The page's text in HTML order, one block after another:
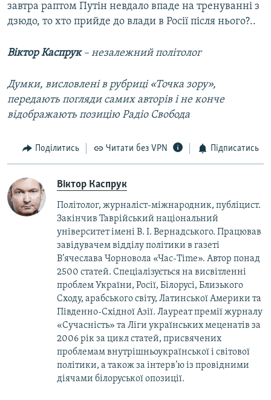
завтра раптом Путін невдало впаде на тренуванні з
дзюдо, то хто прийде до влади в Росії після нього?..
Віктор Каспрук – незалежний політолог
Думки, висловлені в рубриці «Точка зору»,
передають погляди самих авторів і не конче
відображають позицію Радіо Свобода
Поділитись Читати без VPN Підписатись
Віктор Каспрук
Політолог, журналіст-міжнародник, публіцист.
Закінчив Таврійський національний
університет імені В. І. Вернадського. Працював
завідувачем відділу політики в газеті
В’ячеслава Чорновола «Час-Time». Автор понад
2500 статей. Спеціалізується на висвітленні
проблем України, Росії, Білорусі, Близького
Сходу, арабського світу, Латинської Америки та
Південно-Східної Азії. Лауреат премії журналу
«Сучасність» та Ліги українських меценатів за
2006 рік за цикл статей, присвячених
проблемам внутрішньоукраїнської і світової
політики, а також за інтерв’ю із провідними
діячами білоруської опозиції.